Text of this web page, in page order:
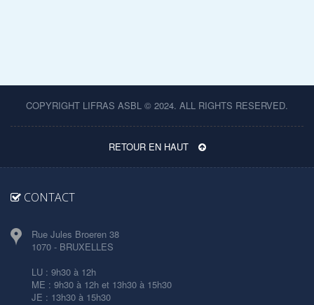
COPYRIGHT LIFRAS ASBL © 2024. ALL RIGHTS RESERVED.
RETOUR EN HAUT
CONTACT
Rue Jules Broeren 38
1070 - BRUXELLES
LU : 9h30 à 12h
ME : 9h30 à 12h et 13h30 à 15h30
JE : 13h30 à 15h30